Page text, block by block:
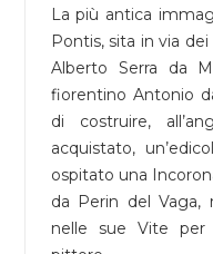
La più antica
Pontis, sita in via dei
Alberto Serra da
fiorentino Antonio
di costruire,
acquistato,
ospitato una
da Perin del Vaga,
nelle sue Vite per